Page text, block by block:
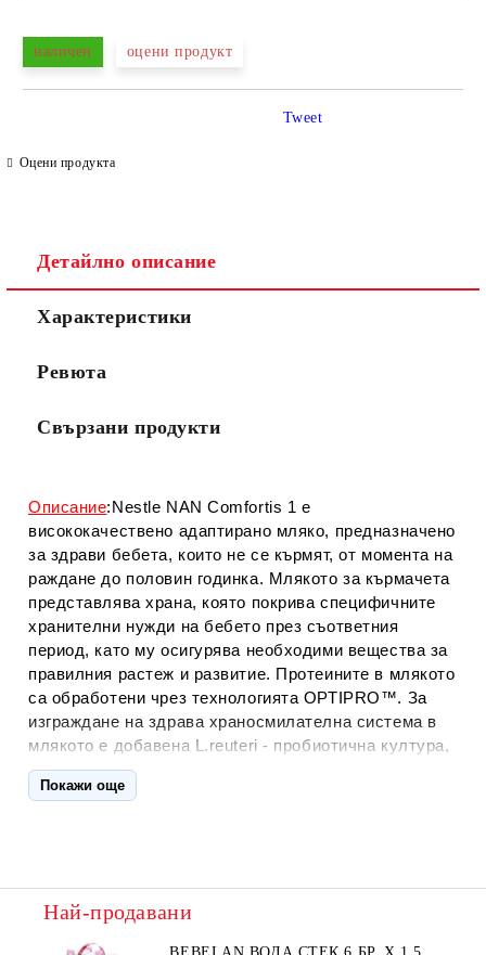
наличен оцени продукт
Оцени продукта
Tweet
Детайлно описание
Характеристики
Ревюта
Свързани продукти
Описание:Nestle NAN Comfortis 1 е
висококачествено адаптирано мляко, предназначено
за здрави бебета, които не се кърмят, от момента на
раждане до половин годинка. Млякото за кърмачета
представлява храна, която покрива специфичните
хранителни нужди на бебето през съответния
период, като му осигурява необходими вещества за
правилния растеж и развитие. Протеините в млякото
са обработени чрез технологията ОРТIРRО™. За
изграждане на здрава храносмилателна система в
млякото е добавена L.reuteri - пробиотична култура,
която се среща в майчината кърма. Включени са и
ценни за мъничето фини фибри FOS/GOS. Млякото
мляко за бебета, съобразено с хранителните
потребности на новородени до шестмесечна
Покажи още
Най-продавани